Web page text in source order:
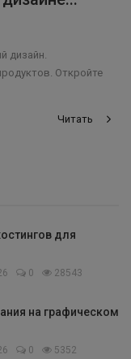
дизайн.
Откройте
Читать
для
0 28543
на графическом
0 5352